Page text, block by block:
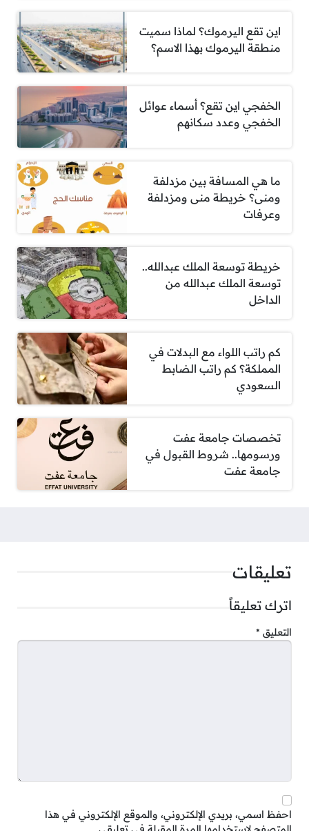
اين تقع اليرموك؟ لماذا سميت
منطقة اليرموك بهذا الاسم؟
الخفجي اين تقع؟ أسماء عوائل
الخفجي وعدد سكانهم
ما هي المسافة بين مزدلفة
ومنى؟ خريطة منى ومزدلفة
وعرفات
خريطة توسعة الملك عبدالله..
توسعة الملك عبدالله من
الداخل
كم راتب اللواء مع البدلات في
المملكة؟ كم راتب الضابط
السعودي
تخصصات جامعة عفت
ورسومها.. شروط القبول في
جامعة عفت
تعليقات
اترك تعليقاً
التعليق *
احفظ اسمي، بريدي الإلكتروني، والموقع الإلكتروني في هذا